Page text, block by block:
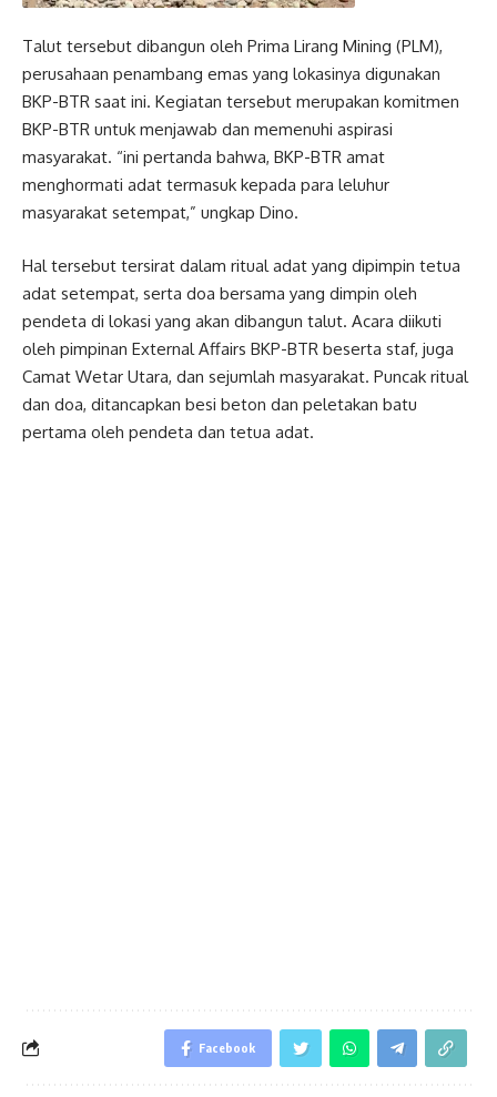
Talut tersebut dibangun oleh Prima Lirang Mining (PLM),
perusahaan penambang emas yang lokasinya digunakan
BKP-BTR saat ini. Kegiatan tersebut merupakan komitmen
BKP-BTR untuk menjawab dan memenuhi aspirasi
masyarakat. “ini pertanda bahwa, BKP-BTR amat
menghormati adat termasuk kepada para leluhur
masyarakat setempat,” ungkap Dino.
Hal tersebut tersirat dalam ritual adat yang dipimpin tetua
adat setempat, serta doa bersama yang dimpin oleh
pendeta di lokasi yang akan dibangun talut. Acara diikuti
oleh pimpinan External Affairs BKP-BTR beserta staf, juga
Camat Wetar Utara, dan sejumlah masyarakat. Puncak ritual
dan doa, ditancapkan besi beton dan peletakan batu
pertama oleh pendeta dan tetua adat.
Facebook